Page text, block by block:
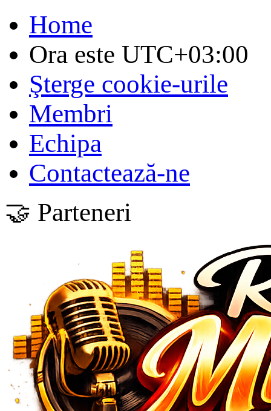
Home
Ora este UTC+03:00
Şterge cookie-urile
Membri
Echipa
Contactează-ne
🤝 Parteneri